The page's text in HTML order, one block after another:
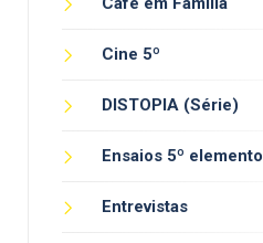
Cine 5º
DISTOPIA (Série)
Ensaios 5º elemento
Entrevistas